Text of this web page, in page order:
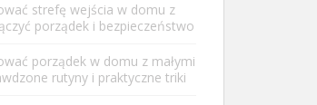
strefę wejścia w domu z
porządek i bezpieczeństwo
porządek w domu z małymi
rutyny i praktyczne triki